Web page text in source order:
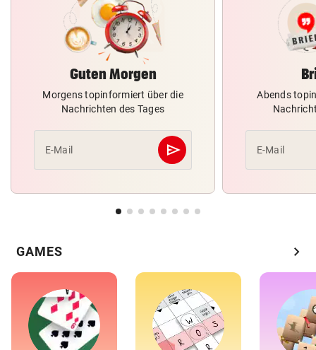
Guten Morgen
Morgens topinformiert über die
Nachrichten des Tages
E-Mail send
Abschicken
Abends
E-Mail
GAMES chevron_right